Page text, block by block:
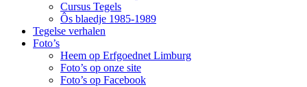
Cursus Tegels
Ôs blaedje 1985-1989
Tegelse verhalen
Foto’s
Heem op Erfgoednet Limburg
Foto’s op onze site
Foto’s op Facebook